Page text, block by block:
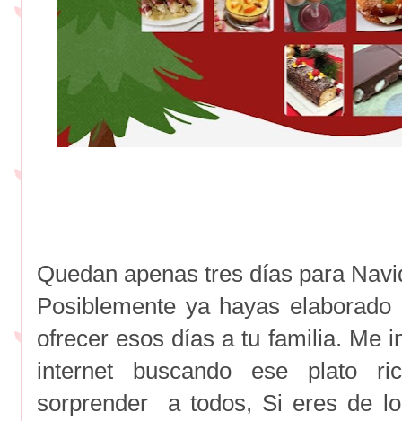
Quedan apenas tres días para
Posiblemente ya hayas
ofrecer esos días a tu familia. Me
internet buscando ese plato
sorprender a todos, Si eres de